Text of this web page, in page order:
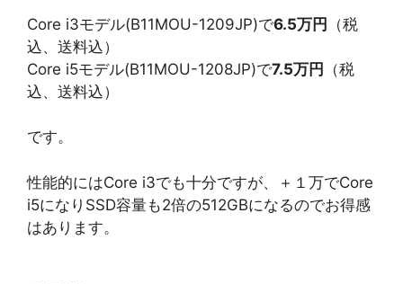
Core i3モデル(B11MOU-1209JP)で6.5万円 （税
込、送料込）
Core i5モデル(B11MOU-1208JP)で7.5万円 （税
込、送料込）
です。
性能的にはCore i3でも十分ですが、＋１万でCore
i5になりSSD容量も2倍の512GBになるのでお得感
はあります。